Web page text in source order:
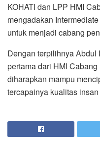
KOHATI dan LPP HMI
mengadakan
untuk menjadi cabang
Dengan terpilihnya
pertama dari HMI
diharapkan mampu
tercapainya kualitas